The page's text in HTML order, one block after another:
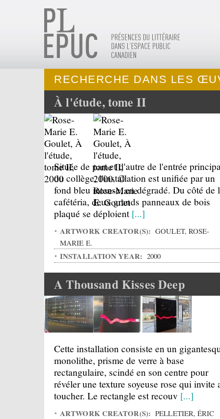
RECHERCHE DANS LES
À l'étude, tome II
Située de part et d'autre de l'entrée
du collège, l'installation est unifiée par un
fond bleu intense, en dégradé. Du côté de
cafétéria, deux grands panneaux de bois
plaqué se déploient[...]
ARTWORK CREATOR(S): GOULET, ROSE-
MARIE E.
INSTALLATION YEAR: 2000
A Thousand Kisses Deep
Cette installation consiste en un
monolithe, prisme de verre à base
rectangulaire, scindé en son centre pour
révéler une texture soyeuse rose qui invite
toucher. Le rectangle est recouv [...]
ARTWORK CREATOR(S): PELLETIER, ÉRIC